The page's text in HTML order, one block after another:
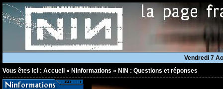
Vendredi 7
Vous êtes ici : Accueil » Ninformations » NIN : Questions et réponses